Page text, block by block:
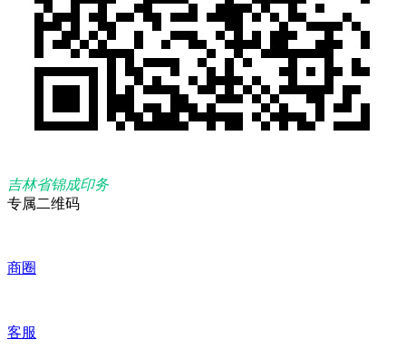
吉林省锦成印务
专属二维码
商圈
客服